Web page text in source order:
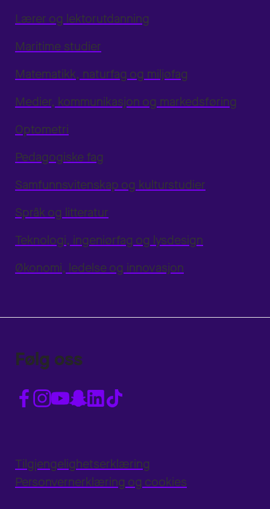
Lærer og lektorutdanning
Maritime studier
Matematikk, naturfag og miljøfag
Medier, kommunikasjon og markedsføring
Optometri
Pedagogiske fag
Samfunnsvitenskap og kulturstudier
Språk og litteratur
Teknologi, ingeniørfag og lysdesign
Økonomi, ledelse og innovasjon
Følg oss
Tilgjengelighetserklæring
Personvernerklæring og cookies